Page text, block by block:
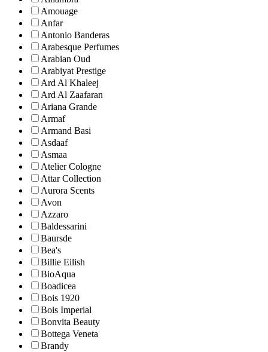
Amouage
Anfar
Antonio Banderas
Arabesque Perfumes
Arabian Oud
Arabiyat Prestige
Ard Al Khaleej
Ard Al Zaafaran
Ariana Grande
Armaf
Armand Basi
Asdaaf
Asmaa
Atelier Cologne
Attar Collection
Aurora Scents
Avon
Azzaro
Baldessarini
Baursde
Bea's
Billie Eilish
BioAqua
Boadicea
Bois 1920
Bois Imperial
Bonvita Beauty
Bottega Veneta
Brandy